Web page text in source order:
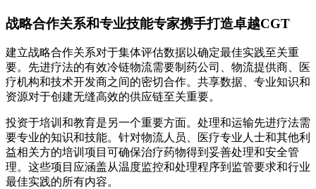
战略合作关系和专业技能专家携手打造卓越CGT
建立战略合作关系对于集体评估数据以确定最佳实践至关重
要。先进疗法的有效冷链物流需要制药公司、物流提供商、医
疗机构和技术开发商之间的密切合作。共享数据、专业知识和
资源对于创建无缝高效的供应链至关重要。
投资于培训和教育是另一个重要方面。处理和运输先进疗法需
要专业的知识和技能。针对物流人员、医疗专业人士和其他利
益相关方的培训项目可确保治疗药物得到妥善处理和安全管
理。这些项目应涵盖从温度监控和处理程序到监管要求和行业
最佳实践的所有内容。